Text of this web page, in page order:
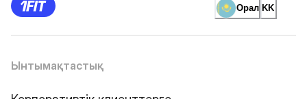
Орал KK
Ынтымақтастық